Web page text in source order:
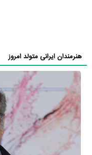
هنرمندان ایرانی متولد امروز